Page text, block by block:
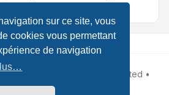
sur ce site, vous
cookies vous permettant
de navigation
® Forum Software © phpBB Limited •